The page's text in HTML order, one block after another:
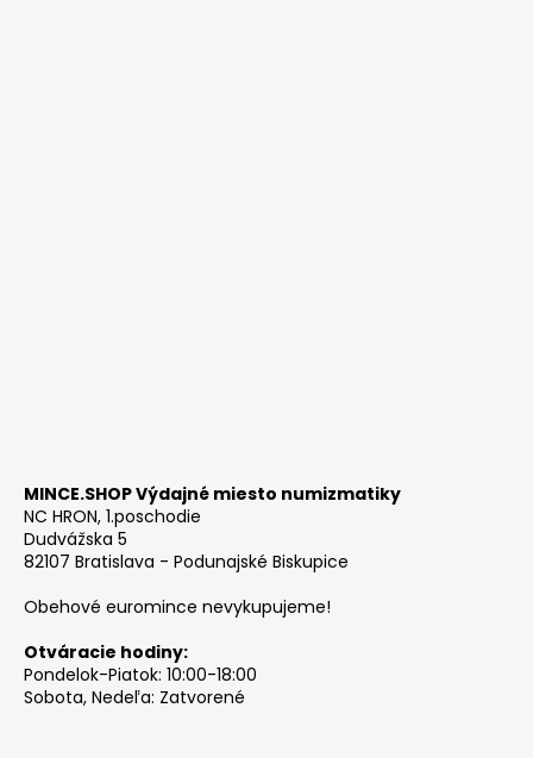
MINCE.SHOP Výdajné miesto numizmatiky
NC HRON, 1.poschodie
Dudvážska 5
82107 Bratislava - Podunajské Biskupice
Obehové euromince nevykupujeme!
Otváracie hodiny:
Pondelok-Piatok: 10:00-18:00
Sobota, Nedeľa: Zatvorené